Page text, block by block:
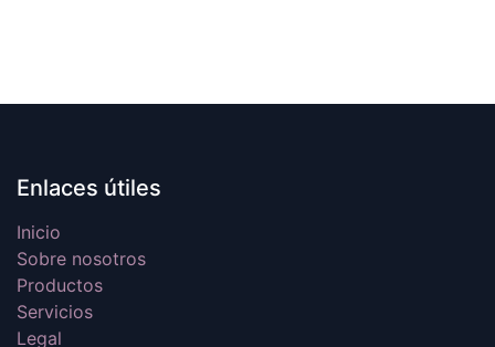
Enlaces útiles
Inicio
Sobre nosotros
Productos
Servicios
Legal